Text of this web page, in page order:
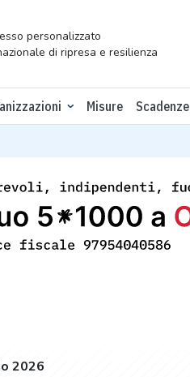
personalizzato
di ripresa e resilienza
Misure Scadenze
2026